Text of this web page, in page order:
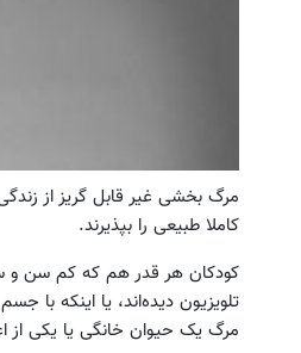
مرگ بخشی غیر قابل گریز از
کاملا طبیعی را بپذیرند.
کودکان هر قدر هم که کم سن و
تلویزیون دیده‌اند، یا اینکه
مرگ یک حیوان خانگی یا یکی از